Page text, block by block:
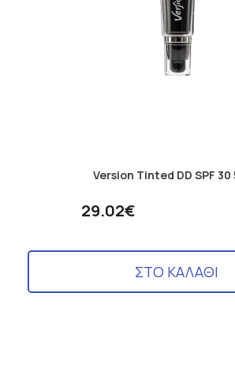
Version Tinted DD SPF 30
29.02€
ΣΤΟ ΚΑΛΑΘΙ